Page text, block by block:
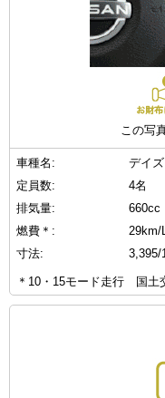
この写
車種名:
デイズ
定員数:
4名
排気量:
660cc
燃費＊:
29km/
寸法:
3,395/
＊10・15モード走行 国土